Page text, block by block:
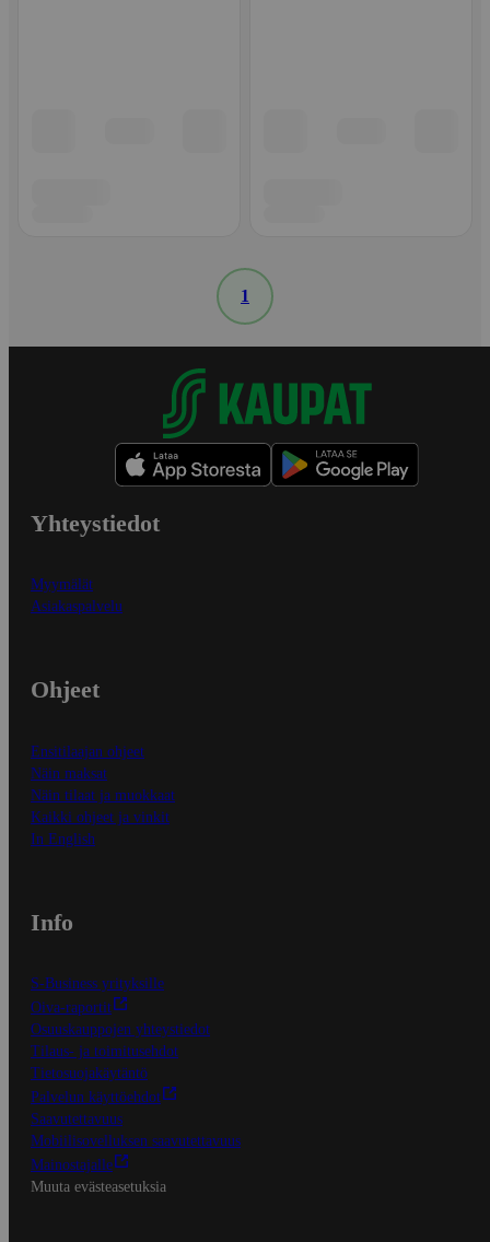
1
Yhteystiedot
Myymälät
Asiakaspalvelu
Ohjeet
Ensitilaajan ohjeet
Näin maksat
Näin tilaat ja muokkaat
Kaikki ohjeet ja vinkit
In English
Info
S-Business yrityksille
Oiva-raportit
Osuuskauppojen yhteystiedot
Tilaus- ja toimitusehdot
Tietosuojakäytäntö
Palvelun käyttöehdot
Saavutettavuus
Mobiilisovelluksen saavutettavuus
Mainostajalle
Muuta evästeasetuksia